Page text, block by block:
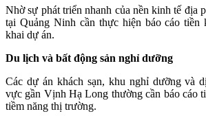
Nhờ sự phát triển nhanh của nền kinh tế địa
tại Quảng Ninh cần thực hiện báo cáo
khai dự án.
Du lịch và bất động sản nghỉ dưỡng
Các dự án khách sạn, khu nghỉ dưỡng và
vực gần Vịnh Hạ Long thường cần báo cáo
tiềm năng thị trường.